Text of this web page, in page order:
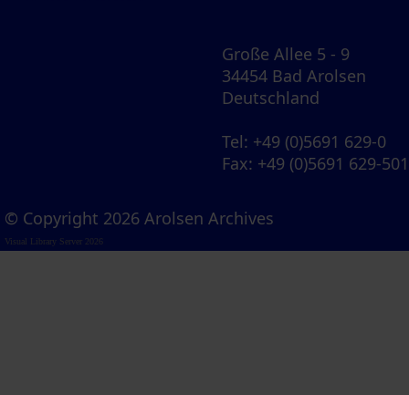
Große Allee 5 - 9
34454 Bad Arolsen
Deutschland
Tel: +49 (0)5691 629-0
Fax: +49 (0)5691 629-501
© Copyright 2026 Arolsen Archives
Visual Library Server 2026